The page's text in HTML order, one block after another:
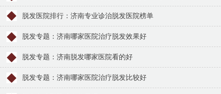
脱发医院排行：济南专业诊治脱发医院榜单
脱发专题：济南哪家医院治疗脱发效果好
脱发专题：济南脱发哪家医院看的好
脱发专题：济南哪家医院治疗脱发比较好